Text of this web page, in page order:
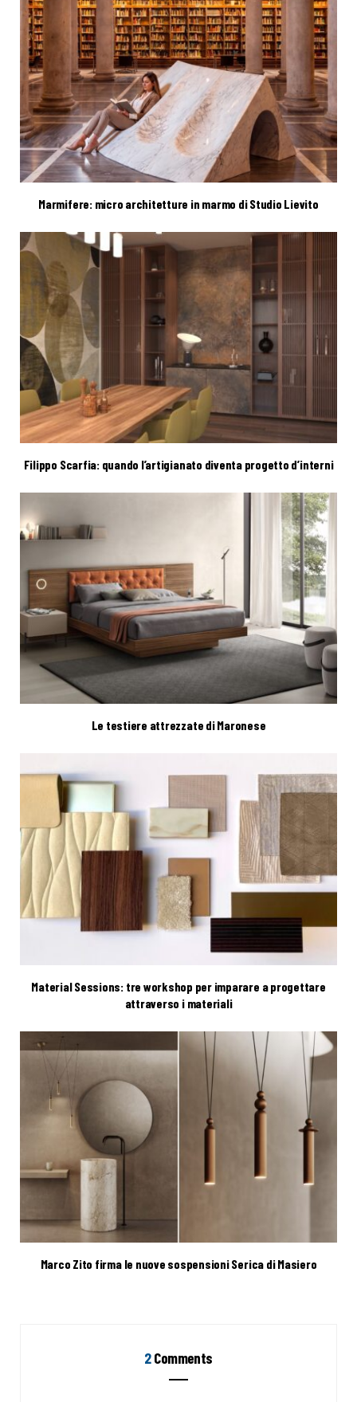
Marmifere: micro architetture in marmo di Studio Lievito
Filippo Scarfia: quando l’artigianato diventa progetto d’interni
Le testiere attrezzate di Maronese
Material Sessions: tre workshop per imparare a progettare
attraverso i materiali
Marco Zito firma le nuove sospensioni Serica di Masiero
2Comments